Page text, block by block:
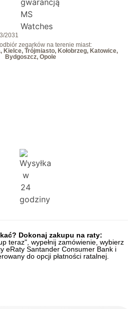
2031
zegarków na terenie miast:
Kielce, Trójmiasto, Kołobrzeg, Katowice,
Bydgoszcz, Opole
Dokonaj zakupu na raty:
teraz", wypełnij zamówienie, wybierz
eRaty Santander Consumer Bank i
do opcji płatności ratalnej.